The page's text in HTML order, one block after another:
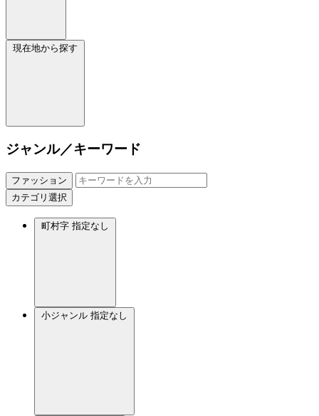
現在地から探す
ジャンル／キーワード
ファッション
カテゴリ選択
町村字 指定なし
小ジャンル 指定なし